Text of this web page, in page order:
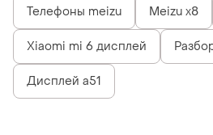
Телефоны meizu Meizu x8
Xiaomi mi 6 дисплей
Дисплей a51